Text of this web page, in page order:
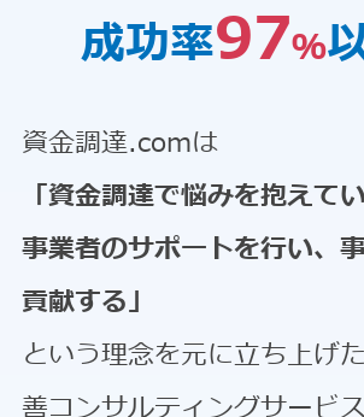
成功率97％
資金調達.comは
「資金調達で悩みを抱えて
事業者のサポートを行い、
貢献する」
という理念を元に立ち上げ
善コンサルティングサービス